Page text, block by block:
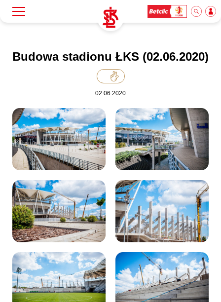
Bilety
Akademia
Biznes
Dla mediów
Budowa stadionu ŁKS (02.06.2020)
02.06.2020